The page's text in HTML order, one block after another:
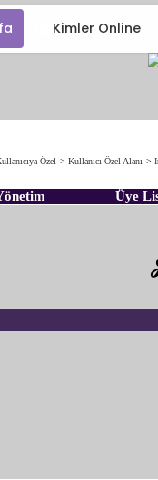
Kimler Online
Özel > Kullanıcı Özel Alanı >
Üye